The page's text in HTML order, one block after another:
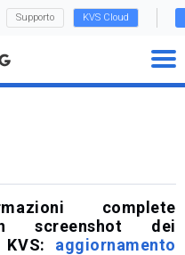
Supporto KVS Cloud
complete
screenshot dei
aggiornamento